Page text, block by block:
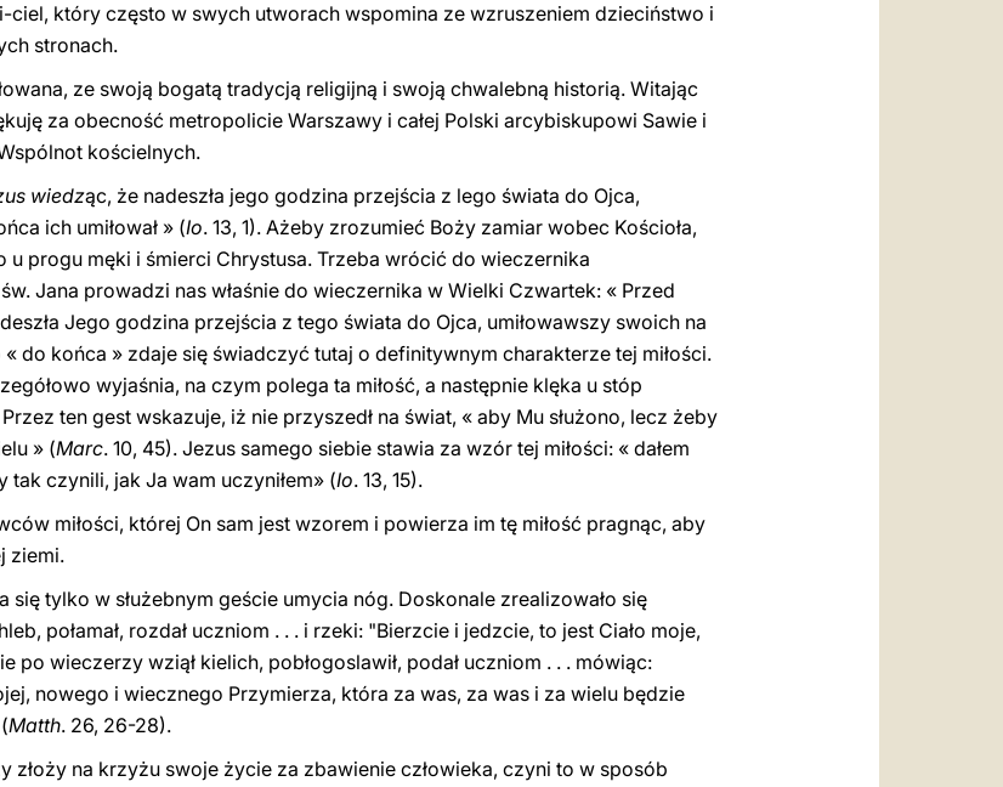
ciel, który często w swych utworach wspomina ze wzruszeniem dzieciństwo i
stronach.
ze swoją bogatą tradycją religijną i swoją chwalebną historią. Witając
za obecność metropolicie Warszawy i całej Polski arcybiskupowi Sawie i
kościelnych.
wiedząc, że nadeszła jego godzina przejścia z lego świata do Ojca,
ich umiłował » (Io. 13, 1). Ażeby zrozumieć Boży zamiar wobec Kościoła,
u progu męki i śmierci Chrystusa. Trzeba wrócić do wieczernika
Jana prowadzi nas właśnie do wieczernika w Wielki Czwartek: « Przed
Jego godzina przejścia z tego świata do Ojca, umiłowawszy swoich na
« do końca » zdaje się świadczyć tutaj o definitywnym charakterze tej miłości.
wyjaśnia, na czym polega ta miłość, a następnie klęka u stóp
ten gest wskazuje, iż nie przyszedł na świat, « aby Mu służono, lecz żeby
» (Marc. 10, 45). Jezus samego siebie stawia za wzór tej miłości: « dałem
tak czynili, jak Ja wam uczyniłem» (Io. 13, 15).
miłości, której On sam jest wzorem i powierza im tę miłość pragnąc, aby
ziemi.
się tylko w służebnym geście umycia nóg. Doskonale zrealizowało się
połamał, rozdał uczniom . . . i rzeki: "Bierzcie i jedzcie, to jest Ciało moje,
po wieczerzy wziął kielich, pobłogoslawił, podał uczniom . . . mówiąc:
nowego i wiecznego Przymierza, która za was, za was i za wielu będzie
Matth. 26, 26-28).
złoży na krzyżu swoje życie za zbawienie człowieka, czyni to w sposób